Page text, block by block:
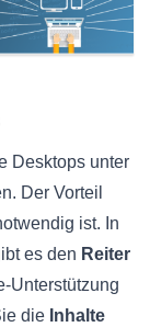
Desktops unter
Der Vorteil
ist. In
es den Reiter
Unterstützung
die Inhalte